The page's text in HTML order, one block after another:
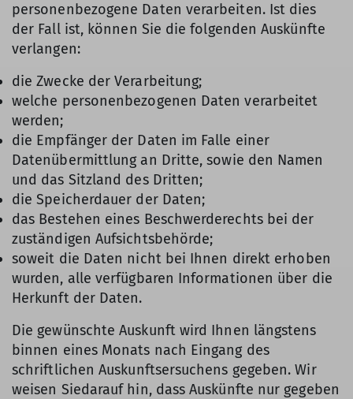
personenbezogene Daten verarbeiten. Ist dies
der Fall ist, können Sie die folgenden Auskünfte
verlangen:
die Zwecke der Verarbeitung;
welche personenbezogenen Daten verarbeitet
werden;
die Empfänger der Daten im Falle einer
Datenübermittlung an Dritte, sowie den Namen
und das Sitzland des Dritten;
die Speicherdauer der Daten;
das Bestehen eines Beschwerderechts bei der
zuständigen Aufsichtsbehörde;
soweit die Daten nicht bei Ihnen direkt erhoben
wurden, alle verfügbaren Informationen über die
Herkunft der Daten.
Die gewünschte Auskunft wird Ihnen längstens
binnen eines Monats nach Eingang des
schriftlichen Auskunftsersuchens gegeben. Wir
weisen Siedarauf hin, dass Auskünfte nur gegeben